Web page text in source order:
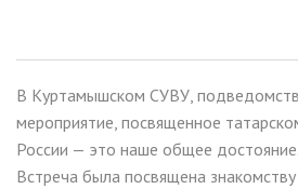
В Куртамышском СУВУ,
мероприятие, посвященное
России — это наше общее
Встреча была посвящена